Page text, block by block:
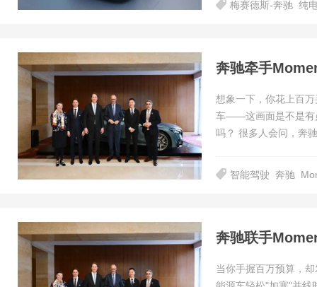
梅赛德斯-奔驰 纯
奔驰牵手
想象一下，你花上百
车——这画面是不是有
吗？ 很多人会问，
智能驾驶 奔驰
当你手握百万预算，